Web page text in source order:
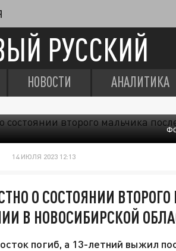
РУССКИЙ
НОВОСТИ АНАЛИТИКА
14 ИЮЛЯ 2023 12:13
О СОСТОЯНИИ
В НОВОСИБИРСКОЙ
погиб, а 13-летний выжил